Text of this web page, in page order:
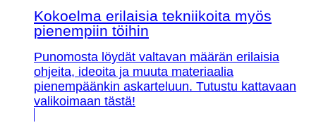
Kokoelma erilaisia tekniikoita myös
pienempiin töihin
Punomosta löydät valtavan määrän erilaisia
ohjeita, ideoita ja muuta materiaalia
pienempäänkin askarteluun. Tutustu kattavaan
valikoimaan tästä!